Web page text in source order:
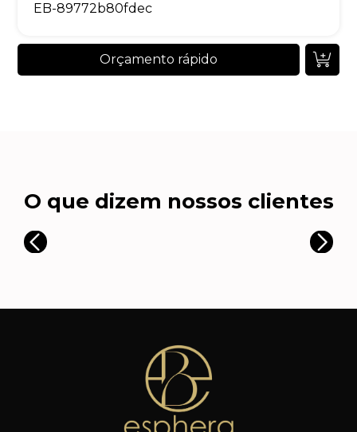
EB-89772b80fdec
Orçamento rápido
O que dizem nossos clientes